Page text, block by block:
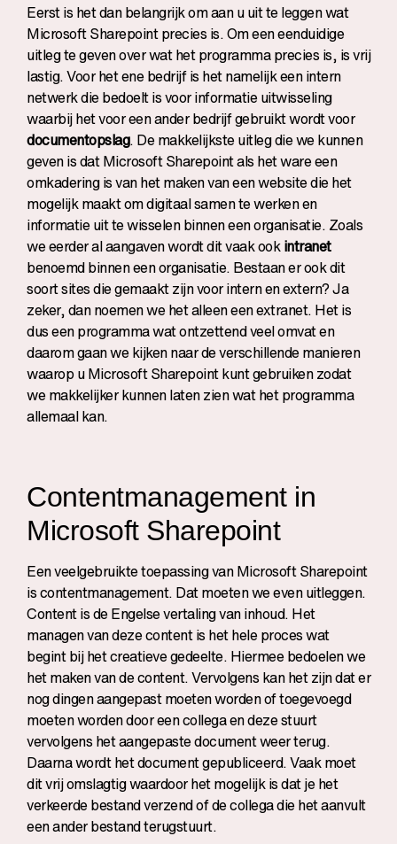
Eerst is het dan belangrijk om aan u uit te leggen wat
Microsoft Sharepoint precies is. Om een eenduidige
uitleg te geven over wat het programma precies is, is vrij
lastig. Voor het ene bedrijf is het namelijk een intern
netwerk die bedoelt is voor informatie uitwisseling
waarbij het voor een ander bedrijf gebruikt wordt voor
documentopslag. De makkelijkste uitleg die we kunnen
geven is dat Microsoft Sharepoint als het ware een
omkadering is van het maken van een website die het
mogelijk maakt om digitaal samen te werken en
informatie uit te wisselen binnen een organisatie. Zoals
we eerder al aangaven wordt dit vaak ookintranet
benoemd binnen een organisatie. Bestaan er ook dit
soort sites die gemaakt zijn voor intern en extern? Ja
zeker, dan noemen we het alleen eenextranet. Het is
dus een programma wat ontzettend veel omvat en
daarom gaan we kijken naar de verschillende manieren
waarop u Microsoft Sharepoint kunt gebruiken zodat
we makkelijker kunnen laten zien wat het programma
allemaal kan.
Contentmanagement in
Microsoft Sharepoint
Een veelgebruikte toepassing van Microsoft Sharepoint
is contentmanagement. Dat moeten we even uitleggen.
Content is de Engelse vertaling van inhoud. Het
managen van deze content is het hele proces wat
begint bij het creatieve gedeelte. Hiermee bedoelen we
het maken van de content. Vervolgens kan het zijn dat er
nog dingen aangepast moeten worden of toegevoegd
moeten worden door een collega en deze stuurt
vervolgens het aangepaste document weer terug.
Daarna wordt het document gepubliceerd. Vaak moet
dit vrij omslagtig waardoor het mogelijk is dat je het
verkeerde bestand verzend of de collega die het aanvult
een ander bestand terugstuurt.